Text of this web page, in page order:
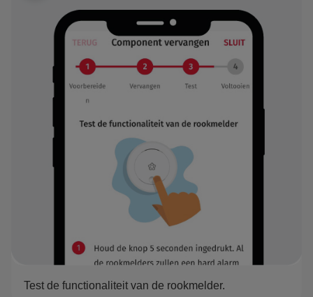
Test de functionaliteit van de rookmelder.